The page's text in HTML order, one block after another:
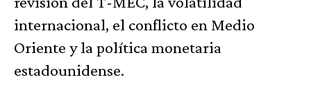
internacional, el conflicto en Medio
Oriente y la política monetaria
estadounidense.